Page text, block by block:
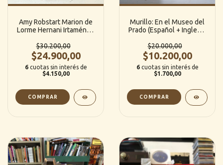
Amy Robstart Marion de
Lorme Hernani Irtaméne -
(Ed. Rencontre)
$30.200,00
$24.900,00
6 cuotas sin interés de
$4.150,00
Murillo: En el Museo del
Prado (Español + Ingles +
$20.000,00
$10.200,00
6 cuotas sin interés de
$1.700,00